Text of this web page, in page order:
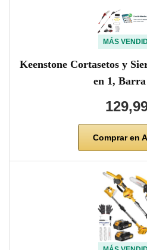
MÁS
Keenstone Cortasetos y
en 1,
Comprar en